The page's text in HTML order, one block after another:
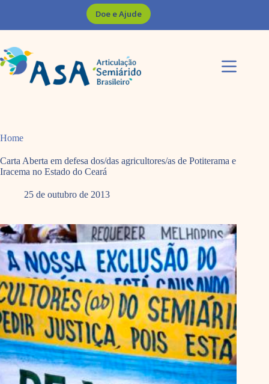
Doe e Ajude
Home
Carta Aberta em defesa dos/das agricultores/as de Potiterama e
Iracema no Estado do Ceará
25 de outubro de 2013